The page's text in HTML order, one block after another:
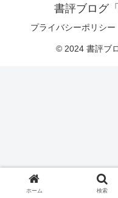
書評ブログ
プライバシーポリシー
© 2024 書評ブ
ホーム 検索